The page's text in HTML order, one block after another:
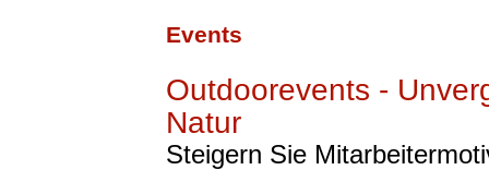
Events
Outdoorevents -
Natur
Steigern Sie